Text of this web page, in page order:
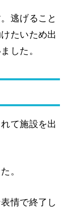
逃げること
たいため出
した。
て施設を出
。
情で終了し